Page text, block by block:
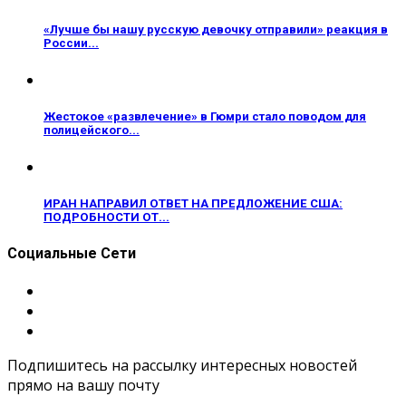
«Лучше бы нашу русскую девочку отправили» реакция в
России...
Жестокое «развлечение» в Гюмри стало поводом для
полицейского...
ИРАН НАПРАВИЛ ОТВЕТ НА ПРЕДЛОЖЕНИЕ США:
ПОДРОБНОСТИ ОТ...
Социальные Сети
Подпишитесь на рассылку интересных новостей
прямо на вашу почту